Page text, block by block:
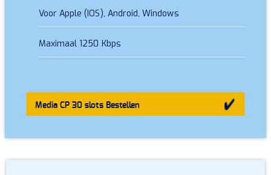
Voor Apple (IOS), Android, Windows
Maximaal 1250 Kbps
Media CP 30 slots Bestellen